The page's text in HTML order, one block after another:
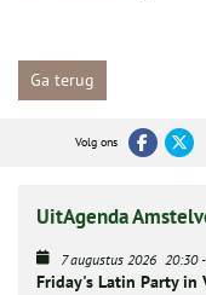
Ga terug
Volg ons
UitAgenda
7 augustus 2026 20:30-
Friday's Latin Party in